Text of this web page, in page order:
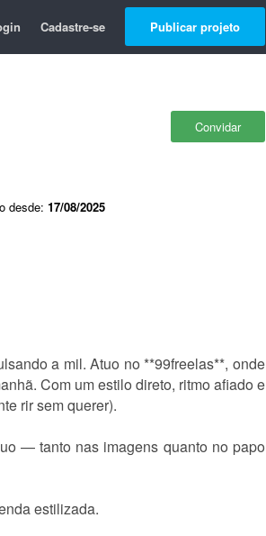
Cadastre-se Publicar projeto
Convidar
desde: 17/08/2025
a mil. Atuo no **99freelas**, onde
Com um estilo direto, ritmo afiado e
rir sem querer).
— tanto nas imagens quanto no papo
estilizada.